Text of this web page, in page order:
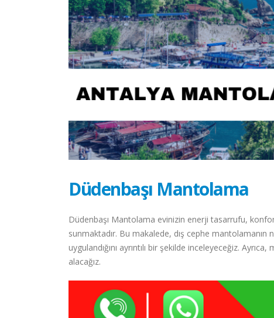
Düdenbaşı Mantolama
Düdenbaşı Mantolama evinizin enerji tasarrufu,
sunmaktadır. Bu makalede, dış cephe
uygulandığını ayrıntılı bir şekilde inceleyeceğiz.
alacağız.